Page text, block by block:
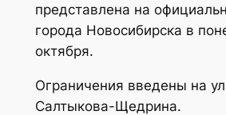
представлена на
города Новосибирска в
октября.
Ограничения введены на
Салтыкова-Щедрина.